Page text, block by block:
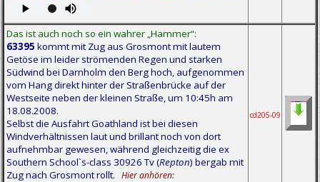
Das ist auch noch so ein wahrer „Hammer“:
63395 kommt mit Zug aus Grosmont mit lautem
Getöse im leider strömenden Regen und starken
Südwind bei Darnholm den Berg hoch, aufgenommen
vom Hang direkt hinter der Straßenbrücke auf der
Westseite neben der kleinen Straße, um 10:45h am
18.08.2008.
Selbst die Ausfahrt Goathland ist bei diesen
Windverhältnissen laut und brillant noch von dort
aufnehmbar gewesen, während gleichzeitig die ex
Southern School`s-class 30926 Tv (Repton) bergab mit
Zug nach Grosmont rollt.
Hier anhören:
cd205-09